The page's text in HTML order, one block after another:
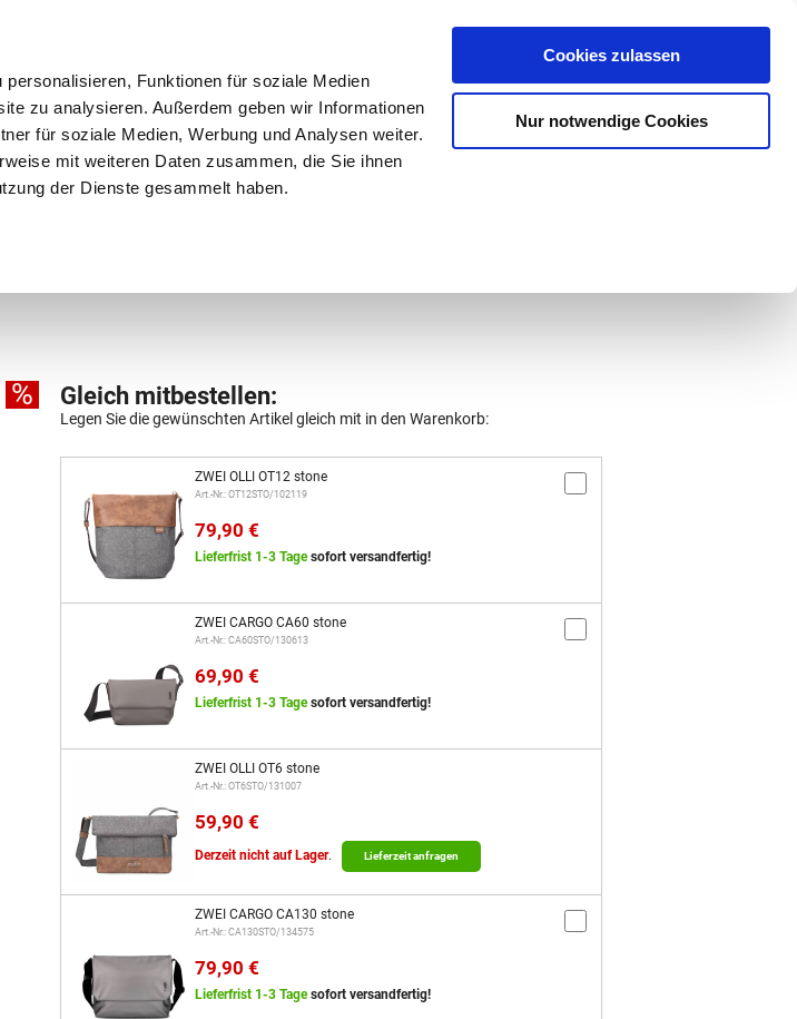
Funktionen für soziale Medien
zu analysieren. Außerdem geben wir Informationen
für soziale Medien, Werbung und Analysen weiter.
mit weiteren Daten zusammen, die Sie ihnen
der Dienste gesammelt haben.
Cookies zulassen
Nur notwendige Cookies
0,00 €
% Gleich mitbestellen:
Legen Sie die gewünschten Artikel gleich mit in den Warenkorb:
ZWEI OLLI OT12 stone
Art.-Nr.: OT12STO/102119
79,90 €
Lieferfrist 1-3 Tagesofort versandfertig!
ZWEI CARGO CA60 stone
Art.-Nr.: CA60STO/130613
69,90 €
Lieferfrist 1-3 Tagesofort versandfertig!
ZWEI OLLI OT6 stone
Art.-Nr.: OT6STO/131007
59,90 €
Derzeit nicht auf Lager. Lieferzeit anfragen
ZWEI CARGO CA130 stone
Art.-Nr.: CA130STO/134575
79,90 €
Lieferfrist 1-3 Tagesofort versandfertig!